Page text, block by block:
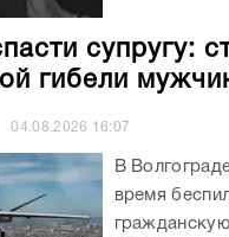
супругу:
гибели
04.08.2026 16:07
В
время